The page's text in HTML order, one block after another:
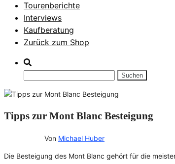
Tourenberichte
Interviews
Kaufberatung
Zurück zum Shop
Tipps zur Mont Blanc Besteigung
Von Michael Huber
Die Besteigung des Mont Blanc gehört für die